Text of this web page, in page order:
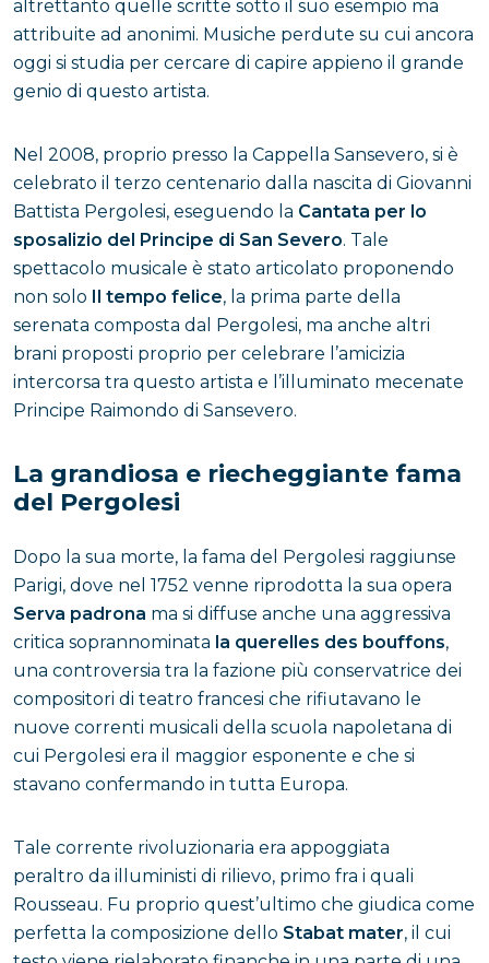
altrettanto quelle scritte sotto il suo esempio ma
attribuite ad anonimi. Musiche perdute su cui ancora
oggi si studia per cercare di capire appieno il grande
genio di questo artista.
Nel 2008, proprio presso la Cappella Sansevero, si è
celebrato il terzo centenario dalla nascita di Giovanni
Battista Pergolesi, eseguendo la Cantata per lo
sposalizio del Principe di San Severo. Tale
spettacolo musicale è stato articolato proponendo
non solo Il tempo felice, la prima parte della
serenata composta dal Pergolesi, ma anche altri
brani proposti proprio per celebrare l’amicizia
intercorsa tra questo artista e l’illuminato mecenate
Principe Raimondo di Sansevero.
La grandiosa e riecheggiante fama
del Pergolesi
Dopo la sua morte, la fama del Pergolesi raggiunse
Parigi, dove nel 1752 venne riprodotta la sua opera
Serva padrona ma si diffuse anche una aggressiva
critica soprannominata la querelles des bouffons,
una controversia tra la fazione più conservatrice dei
compositori di teatro francesi che rifiutavano le
nuove correnti musicali della scuola napoletana di
cui Pergolesi era il maggior esponente e che si
stavano confermando in tutta Europa.
Tale corrente rivoluzionaria era appoggiata
peraltro da illuministi di rilievo, primo fra i quali
Rousseau. Fu proprio quest’ultimo che giudica come
perfetta la composizione dello Stabat mater, il cui